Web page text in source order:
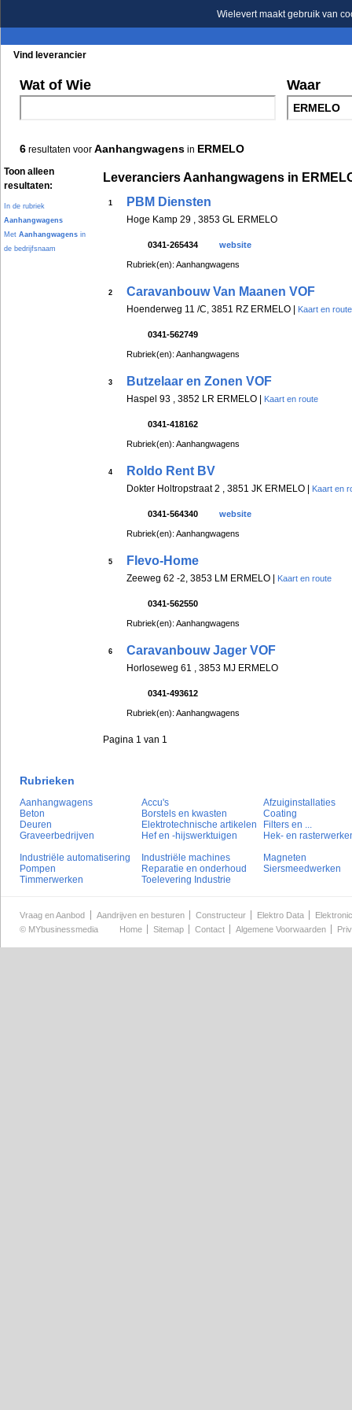
Wielevert maakt gebruik van
Vind leverancier
Wat of Wie Waar
6 resultaten voor Aanhangwagens in ERMELO
Toon alleen
resultaten:
In de rubriek
Aanhangwagens
Met Aanhangwagens in
de bedrijfsnaam
Leveranciers Aanhangwagens in
1 PBM Diensten
Hoge Kamp 29 , 3853 GL ERMELO
0341-265434 website
Rubriek(en): Aanhangwagens
2 Caravanbouw Van Maanen VOF
Hoenderweg 11 /C, 3851 RZ ERMELO | Kaart en route
0341-562749
Rubriek(en): Aanhangwagens
3 Butzelaar en Zonen VOF
Haspel 93 , 3852 LR ERMELO | Kaart en route
0341-418162
Rubriek(en): Aanhangwagens
4 Roldo Rent BV
Dokter Holtropstraat 2 , 3851 JK ERMELO | Kaart en
0341-564340 website
Rubriek(en): Aanhangwagens
5 Flevo-Home
Zeeweg 62 -2, 3853 LM ERMELO | Kaart en route
0341-562550
Rubriek(en): Aanhangwagens
6 Caravanbouw Jager VOF
Horloseweg 61 , 3853 MJ ERMELO
0341-493612
Rubriek(en): Aanhangwagens
Pagina 1 van 1
Rubrieken
Aanhangwagens Accu's
Afzuiginstallaties
Beton
Borstels en kwasten
Coating
Deuren
Elektrotechnische artikelen
Filters en ...
Graveerbedrijven
Hef en -hijswerktuigen
Hek- en
Industriële automatisering
Industriële machines
Magneten
Pompen
Reparatie en onderhoud
Siersmeedwerken
Timmerwerken
Toelevering Industrie
Vraag en Aanbod Aandrijven en besturen Constructeur Elektro Data
© MYbusinessmedia Home Sitemap Contact Algemene Voorwaarden